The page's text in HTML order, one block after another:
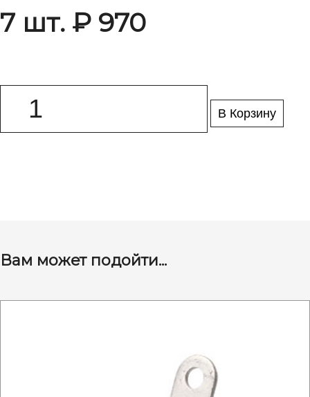
7 шт. ₽ 970
В Корзину
Вам может подойти...